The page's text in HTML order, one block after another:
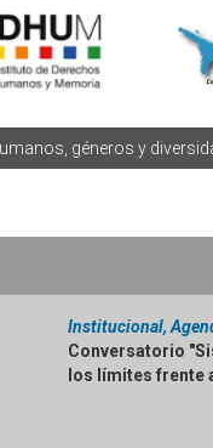
géneros y
Institucional,
Conversatorio
los límites frente